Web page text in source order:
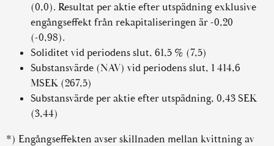
(0,0). Resultat per aktie efter utspädning exklusive
engångseffekt från rekapitaliseringen är -0,20
(-0,98).
Soliditet vid periodens slut, 61,5 % (7,5)
Substansvärde (NAV) vid periodens slut, 1 414,6
MSEK (267,5)
Substansvärde per aktie efter utspädning, 0,43 SEK
(3,44)
*) Engångseffekten avser skillnaden mellan kvittning av